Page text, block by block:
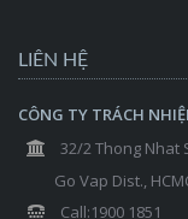
LIÊN HỆ
CÔNG TY TRÁCH
32/2 Thong Nhat
Go Vap Dist.,
Call:1900 1851